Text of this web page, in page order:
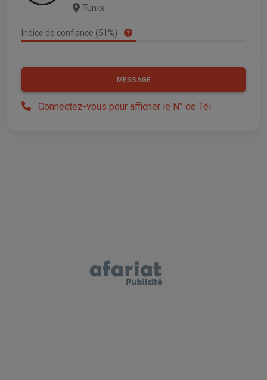
Tunis
Indice de confiance (51%)
MESSAGE
Connectez-vous pour afficher le N° de Tél.